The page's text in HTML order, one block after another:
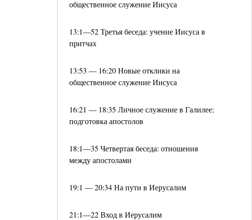
общественное служение Иисуса
13:1—52 Третья беседа: учение Иисуса в
притчах
13:53 — 16:20 Новые отклики на
общественное служение Иисуса
16:21 — 18:35 Личное служение в Галилее;
подготовка апостолов
18:1—35 Четвертая беседа: отношения
между апостолами
19:1 — 20:34 На пути в Иерусалим
21:1—22 Вход в Иерусалим